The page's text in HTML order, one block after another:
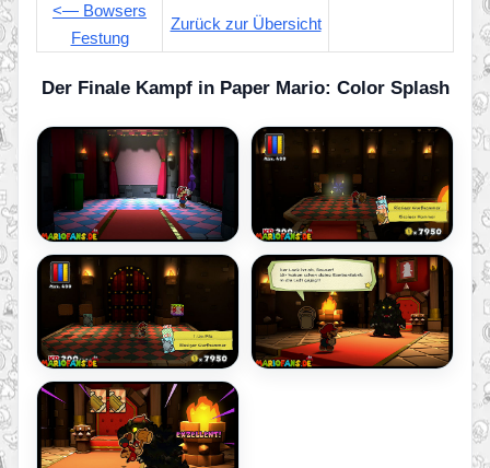
<— Bowsers
Festung
Zurück zur Übersicht
Der Finale Kampf in Paper Mario: Color Splash